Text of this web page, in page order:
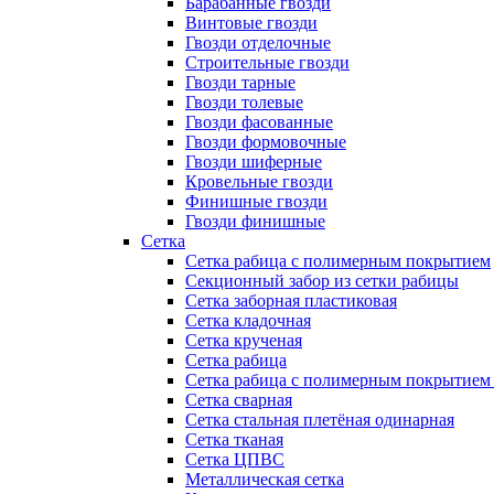
Винтовые гвозди
Гвозди отделочные
Строительные гвозди
Гвозди тарные
Гвозди толевые
Гвозди фасованные
Гвозди формовочные
Гвозди шиферные
Кровельные гвозди
Финишные гвозди
Гвозди финишные
Сетка
Сетка рабица с полимерным покрытием
Секционный забор из сетки рабицы
Сетка заборная пластиковая
Сетка кладочная
Сетка крученая
Сетка рабица
Сетка рабица с полимерным покрытием
Сетка сварная
Сетка стальная плетёная одинарная
Сетка тканая
Сетка ЦПВС
Металлическая сетка